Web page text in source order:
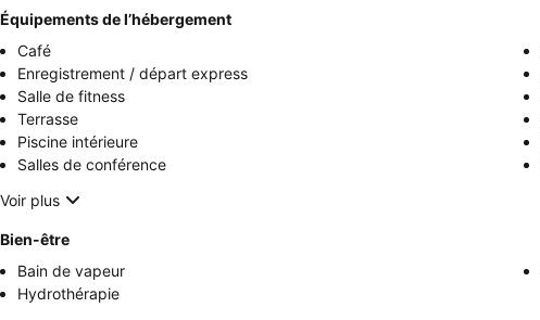
Équipements de l’hébergement
Café
Enregistrement / départ express
Salle de fitness
Terrasse
Piscine intérieure
Salles de conférence
Voir plus
Bien-être
Bain de vapeur
Hydrothérapie